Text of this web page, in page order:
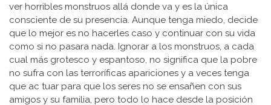
ver horribles monstruos allá donde va y es la única
consciente de su presencia. Aunque tenga miedo, decide
que lo mejor es no hacerles caso y continuar con su vida
como si no pasara nada. Ignorar a los monstruos, a cada
cual más grotesco y espantoso, no significa que la pobre
no sufra con las terroríficas apariciones y a veces tenga
que ac tuar para que los seres no se ensañen con sus
amigos y su familia, pero todo lo hace desde la posición